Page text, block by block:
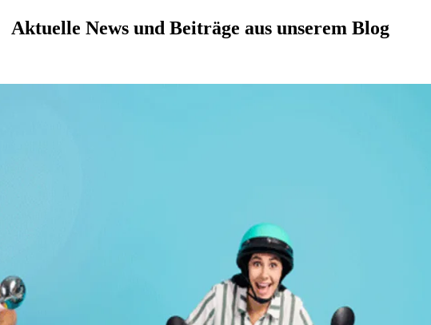
Aktuelle News und Beiträge aus unserem Blog